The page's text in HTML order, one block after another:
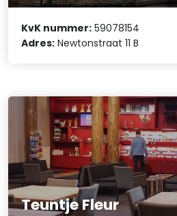
KvK nummer: 59078154
Adres: Newtonstraat 11 B
Teuntje Fleur